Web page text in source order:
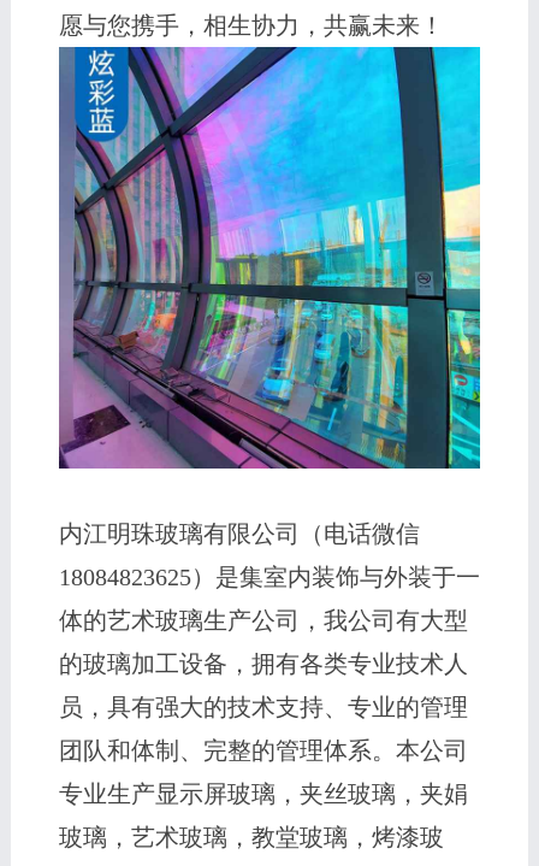
愿与您携手，相生协力，共赢未来！
内江明珠玻璃有限公司（电话微信
18084823625）是集室内装饰与外装于一
体的艺术玻璃生产公司，我公司有大型
的玻璃加工设备，拥有各类专业技术人
员，具有强大的技术支持、专业的管理
团队和体制、完整的管理体系。本公司
专业生产显示屏玻璃，夹丝玻璃，夹娟
玻璃，艺术玻璃，教堂玻璃，烤漆玻